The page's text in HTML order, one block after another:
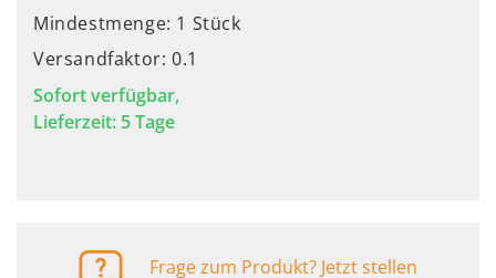
Mindestmenge: 1 Stück
Versandfaktor: 0.1
Sofort verfügbar,
Lieferzeit: 5 Tage
Frage zum Produkt? Jetzt stellen